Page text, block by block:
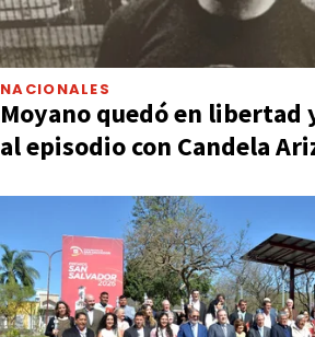
NACIONALES
Moyano quedó en libertad
al episodio con Candela